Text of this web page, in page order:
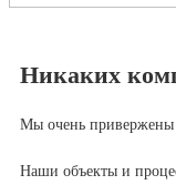
Никаких
Мы очень привержены
Наши объекты и